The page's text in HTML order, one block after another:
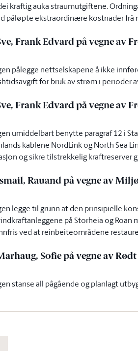
kraftig auka straumutgiftene.
påløpte ekstraordinære kostnader frå
Frank Edvard på vegne av
pålegge nettselskapene å ikke
for bruk av strøm i perioder
Frank Edvard på vegne av
umiddelbart benytte paragraf 12 i
kablene NordLink og North Sea
og sikre tilstrekkelig kraftreserver
Rauand på vegne av
legge til grunn at den prinsipielle
på Storheia og
ved at reinbeiteområdene
Sofie på vegne av Rødt
stanse all pågående og planlagt